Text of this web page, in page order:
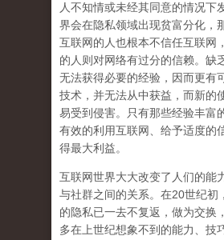
人不知情或未经其同意的情况下
界会在隐私领域出现贫富分化 ，
互联网的人也根本不信任互联网
的人则对网络有过分的信赖。缺
无法获得必要的经验，因而更有
技术，并无法从中获益，而新的
易受到侵害。
只有那些经验丰富
有效的利用互联网、给予适度的
得最大利益。
互联网世界大大改变了人们的能
与社群之间的关系。在20世纪初
的隐私已一去不复返，做为交换
多在上世纪想象不到的能力、技